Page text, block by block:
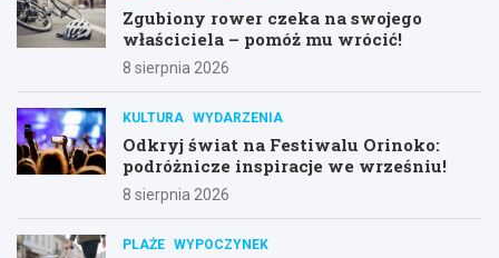
Zgubiony rower czeka na swojego
właściciela – pomóż mu wrócić!
8 sierpnia 2026
KULTURA WYDARZENIA
Odkryj świat na Festiwalu Orinoko:
podróżnicze inspiracje we wrześniu!
8 sierpnia 2026
PLAŻE WYPOCZYNEK